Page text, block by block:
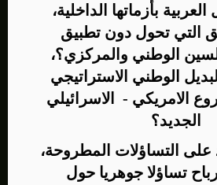
بأزماتها الداخلية،
التي تحول دون تطبيق
الوطني والمركزي؟،
الوطني الاستراتيجي
الامريكي - الاسرائيلي
الجديد؟
التساؤلات المطروحة،
تساؤلا جوهريا حول